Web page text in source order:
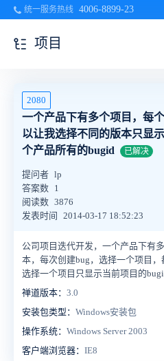
统一服务热线 4006-8899-23
项目
2080
一个产品下有多个项目，每
以让我选择不同的版本只显
个产品所有的bugid
已解决
提问者 lp
答案数 1
阅读数 3876
发表时间
2014-03-17 18:52:23
公司项目迭代开发，一个产品下有
本，每次创建bug，选择一个项目
选择一个项目只显示当前项目的
禅道版本： 3.0
安装包类型： Windows安装包
操作系统： Windows Server 2003
客户端浏览器： IE8